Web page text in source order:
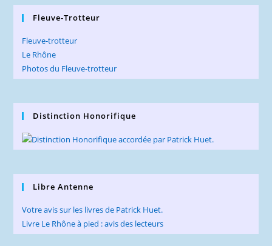
Fleuve-Trotteur
Fleuve-trotteur
Le Rhône
Photos du Fleuve-trotteur
Distinction Honorifique
Libre Antenne
Votre avis sur les livres de Patrick Huet.
Livre Le Rhône à pied : avis des lecteurs